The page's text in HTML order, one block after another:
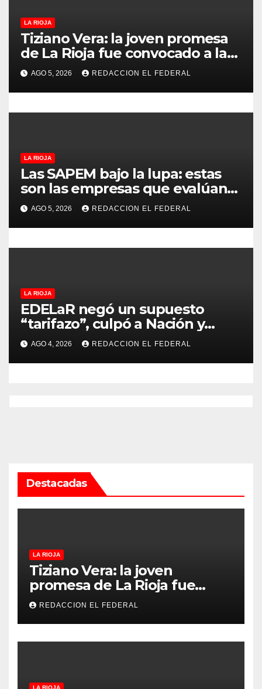
e
e
n
t
r
d
a
s
LA RIOJA
Tiziano Vera: la joven promesa
de La Rioja fue convocado a la
Selección Argentina sub-15
AGO 5, 2026 REDACCION EL FEDERAL
LA RIOJA
Las SAPEM bajo la lupa: estas
son las empresas que evalúan
vender a capitales privados
AGO 5, 2026 REDACCION EL FEDERAL
LA RIOJA
EDELaR negó un supuesto
“tarifazo”, culpó a Nación y
defendió los mecanismos de
medición: “la empresa factura
lo que lee, no lo que estima”
AGO 4, 2026 REDACCION EL FEDERAL
Destacadas
LA RIOJA
Tiziano Vera: la joven
promesa de La Rioja fue
convocado a la Selección
Argentina sub-15
REDACCION EL FEDERAL
LA RIOJA